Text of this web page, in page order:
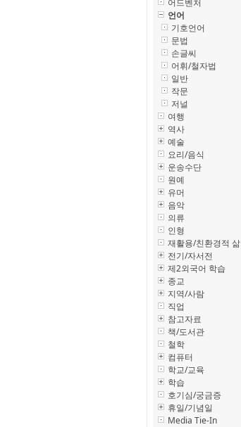
어드벤처
언어
기호언어
문법
손글씨
어휘/철자법
일반
작문
저널
여행
역사
예술
요리/음식
운송수단
원예
유머
음악
의류
인형
재활용/친환경적 삶
전기/자서전
제2외국어 학습
종교
지역/사람
직업
참고자료
책/도서관
철학
컴퓨터
학교/교육
학습
호기심/궁금증
휴일/기념일
Media Tie-In